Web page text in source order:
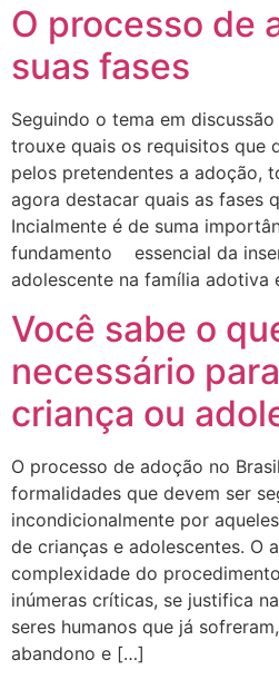
O processo de
suas fases
Seguindo o tema em
trouxe quais os requisitos que
pelos pretendentes a adoção,
agora destacar quais as fases
Incialmente é de suma
fundamento essencial da
adolescente na família
Você sabe o
necessário
criança ou
O processo de adoção no
formalidades que devem ser
incondicionalmente por
de crianças e adolescentes. O
complexidade do
inúmeras críticas, se justifica
seres humanos que já
abandono e […]